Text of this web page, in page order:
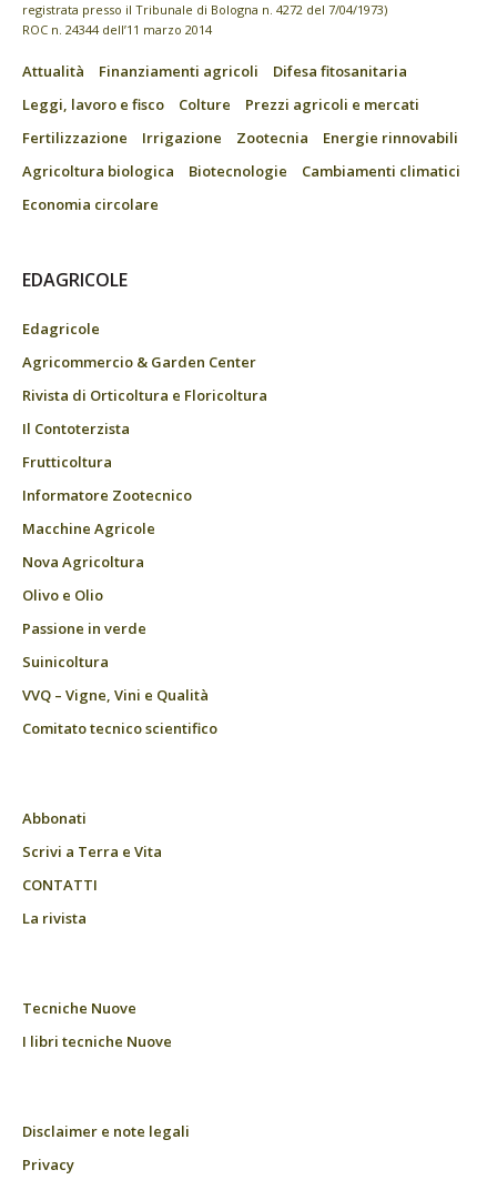
registrata presso il Tribunale di Bologna n. 4272 del 7/04/1973)
ROC n. 24344 dell’11 marzo 2014
Attualità Finanziamenti agricoli
Difesa fitosanitaria
Leggi, lavoro e fisco
Colture
Prezzi agricoli e mercati
Fertilizzazione
Irrigazione Zootecnia
Energie rinnovabili
Agricoltura biologica
Biotecnologie
Cambiamenti climatici
Economia circolare
EDAGRICOLE
Edagricole
Agricommercio & Garden Center
Rivista di Orticoltura e Floricoltura
Il Contoterzista
Frutticoltura
Informatore Zootecnico
Macchine Agricole
Nova Agricoltura
Olivo e Olio
Passione in verde
Suinicoltura
VVQ – Vigne, Vini e Qualità
Comitato tecnico scientifico
Abbonati
Scrivi a Terra e Vita
CONTATTI
La rivista
Tecniche Nuove
I libri tecniche Nuove
Disclaimer e note legali
Privacy